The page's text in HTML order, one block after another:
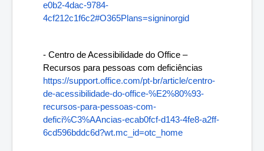
e0b2-4dac-9784-
4cf212c1f6c2#O365Plans=signinorgid
- Centro de Acessibilidade do Office –
Recursos para pessoas com deficiências
https://support.office.com/pt-br/article/centro-
de-acessibilidade-do-office-%E2%80%93-
recursos-para-pessoas-com-
defici%C3%AAncias-ecab0fcf-d143-4fe8-a2ff-
6cd596bddc6d?wt.mc_id=otc_home